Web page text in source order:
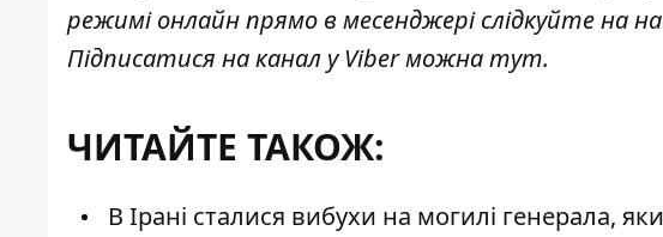
режимі онлайн прямо в месенджері слідкуйте на
Підписатися на канал у Viber можнатут.
ЧИТАЙТЕ ТАКОЖ:
В Ірані сталися вибухи на могилі генерала,